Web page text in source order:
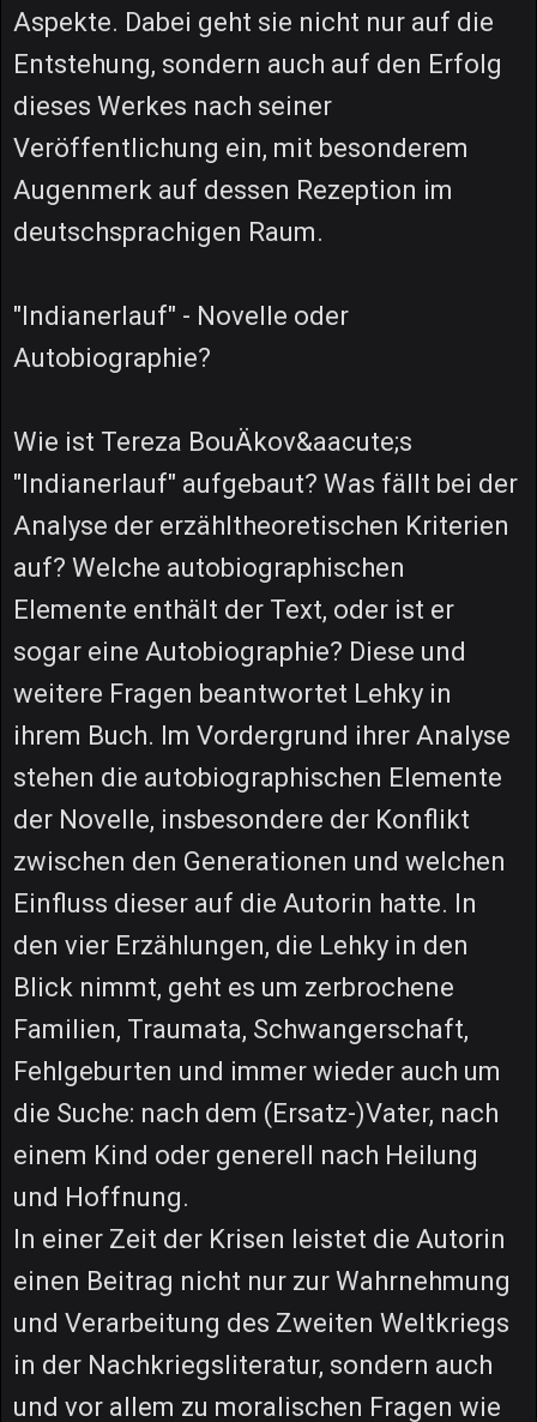
Aspekte. Dabei geht sie nicht nur auf die
Entstehung, sondern auch auf den Erfolg
dieses Werkes nach seiner
Veröffentlichung ein, mit besonderem
Augenmerk auf dessen Rezeption im
deutschsprachigen Raum.
"Indianerlauf" - Novelle oder
Autobiographie?
Wie ist Tereza BouÄkov&aacute;s
"Indianerlauf" aufgebaut? Was fällt bei der
Analyse der erzähltheoretischen Kriterien
auf? Welche autobiographischen
Elemente enthält der Text, oder ist er
sogar eine Autobiographie? Diese und
weitere Fragen beantwortet Lehky in
ihrem Buch. Im Vordergrund ihrer Analyse
stehen die autobiographischen Elemente
der Novelle, insbesondere der Konflikt
zwischen den Generationen und welchen
Einfluss dieser auf die Autorin hatte. In
den vier Erzählungen, die Lehky in den
Blick nimmt, geht es um zerbrochene
Familien, Traumata, Schwangerschaft,
Fehlgeburten und immer wieder auch um
die Suche: nach dem (Ersatz-)Vater, nach
einem Kind oder generell nach Heilung
und Hoffnung.
In einer Zeit der Krisen leistet die Autorin
einen Beitrag nicht nur zur Wahrnehmung
und Verarbeitung des Zweiten Weltkriegs
in der Nachkriegsliteratur, sondern auch
und vor allem zu moralischen Fragen wie